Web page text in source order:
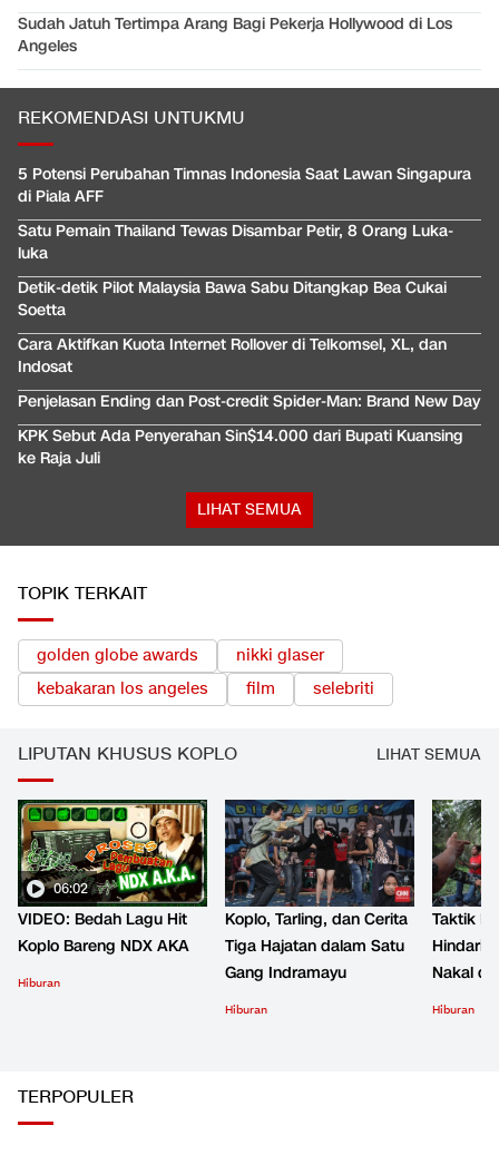
Sudah Jatuh Tertimpa Arang Bagi Pekerja Hollywood di Los
Angeles
REKOMENDASI UNTUKMU
5 Potensi Perubahan Timnas Indonesia Saat Lawan Singapura
di Piala AFF
Satu Pemain Thailand Tewas Disambar Petir, 8 Orang Luka-
luka
Detik-detik Pilot Malaysia Bawa Sabu Ditangkap Bea Cukai
Soetta
Cara Aktifkan Kuota Internet Rollover di Telkomsel, XL, dan
Indosat
Penjelasan Ending dan Post-credit Spider-Man: Brand New Day
KPK Sebut Ada Penyerahan Sin$14.000 dari Bupati Kuansing
ke Raja Juli
LIHAT SEMUA
TOPIK TERKAIT
golden globe awards
nikki glaser
kebakaran los angeles
film selebriti
LIPUTAN KHUSUS KOPLO LIHAT SEMUA
06:02
VIDEO: Bedah Lagu Hit
Koplo Bareng NDX AKA
Hiburan
Koplo, Tarling, dan Cerita
Tiga Hajatan dalam Satu
Gang Indramayu
Hiburan
Taktik
Hindari
Nakal
Hiburan
TERPOPULER